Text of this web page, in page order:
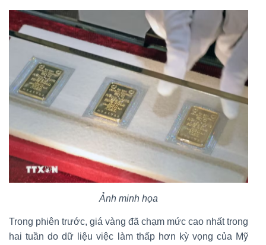
Ảnh minh họa
Trong phiên trước, giá vàng đã chạm mức cao nhất trong
hai tuần do dữ liệu việc làm thấp hơn kỳ vọng của Mỹ